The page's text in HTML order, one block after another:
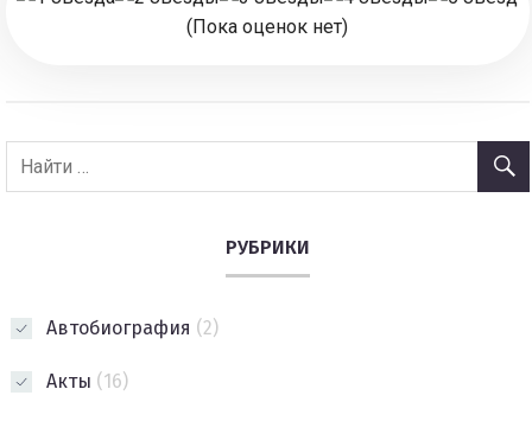
(Пока оценок нет)
РУБРИКИ
Автобиография (2)
Акты (16)